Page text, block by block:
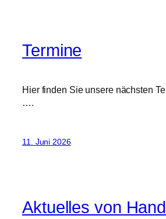
Termine
Hier finden Sie unsere nächsten
….
11. Juni 2026
Aktuelles von